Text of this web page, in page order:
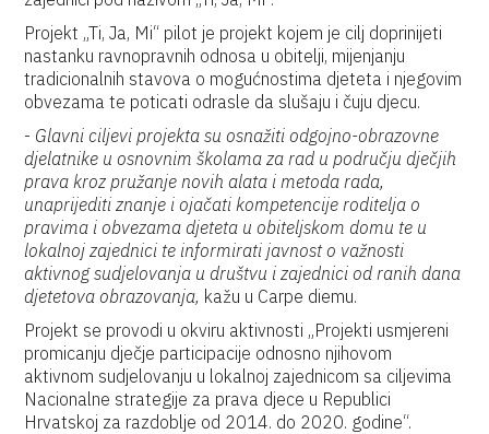
Projekt „Ti, Ja, Mi“ pilot je projekt kojem je cilj doprinijeti
nastanku ravnopravnih odnosa u obitelji, mijenjanju
tradicionalnih stavova o mogućnostima djeteta i njegovim
obvezama te poticati odrasle da slušaju i čuju djecu.
- Glavni ciljevi projekta su osnažiti odgojno-obrazovne
djelatnike u osnovnim školama za rad u području dječjih
prava kroz pružanje novih alata i metoda rada,
unaprijediti znanje i ojačati kompetencije roditelja o
pravima i obvezama djeteta u obiteljskom domu te u
lokalnoj zajednici te informirati javnost o važnosti
aktivnog sudjelovanja u društvu i zajednici od ranih dana
djetetova obrazovanja, kažu u Carpe diemu.
Projekt se provodi u okviru aktivnosti „Projekti usmjereni
promicanju dječje participacije odnosno njihovom
aktivnom sudjelovanju u lokalnoj zajednicom sa ciljevima
Nacionalne strategije za prava djece u Republici
Hrvatskoj za razdoblje od 2014. do 2020. godine“.